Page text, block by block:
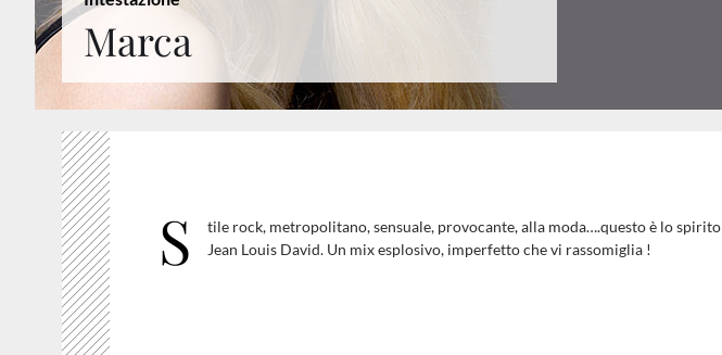
Marca
S
tile rock, metropolitano, sensuale, provocante, alla moda….questo è lo spirito
Jean Louis David. Un mix esplosivo, imperfetto che vi rassomiglia !